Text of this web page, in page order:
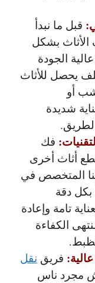
قبل ما نبدأ
الأثاث بشكل
الجودة
يحصل للأثاث
أو
شديدة
فك
أثاث أخرى
المتخصص في
بكل دقة
تامة وإعادة
الكفاءة
فريق نقل
مجرد ناس